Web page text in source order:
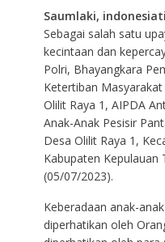
Saumlaki,
Sebagai salah satu
kecintaan dan
Polri, Bhayangkara
Ketertiban
Olilit Raya 1, AIPDA
Anak-Anak Pesisir
Desa Olilit Raya 1,
Kabupaten Kepulauan
(05/07/2023).
Keberadaan anak-
diperhatikan oleh